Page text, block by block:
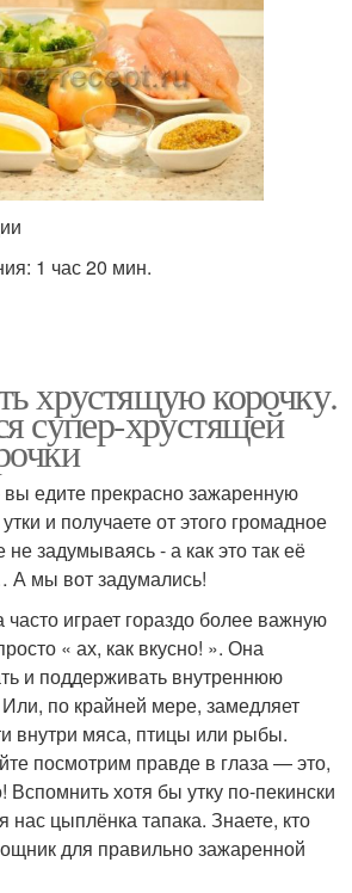
1 час 20 мин.
хрустящую корочку.
супер-хрустящей
вы едите прекрасно зажаренную
и получаете от этого громадное
задумываясь - а как это так её
А мы вот задумались!
играет гораздо более важную
« ах, как вкусно! ». Она
и поддерживать внутреннюю
Или, по крайней мере, замедляет
внутри мяса, птицы или рыбы.
посмотрим правде в глаза — это,
Вспомнить хотя бы утку по-пекински
нас цыплёнка тапака. Знаете, кто
для правильно зажаренной